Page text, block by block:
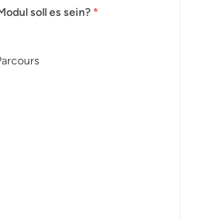
soll es sein? *